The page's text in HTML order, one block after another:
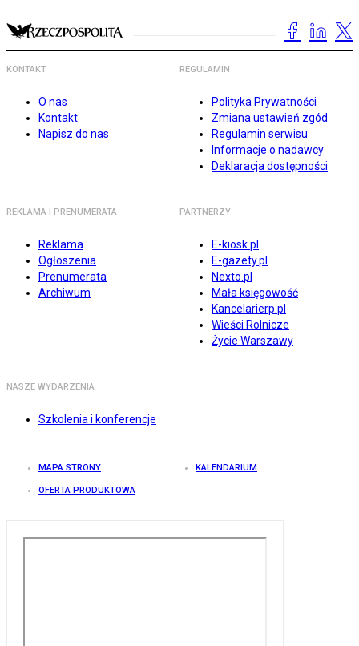
KONTAKT
O nas
Kontakt
Napisz do nas
REGULAMIN
Polityka Prywatności
Zmiana ustawień zgód
Regulamin serwisu
Informacje o nadawcy
Deklaracja dostępności
REKLAMA I PRENUMERATA
Reklama
Ogłoszenia
Prenumerata
Archiwum
PARTNERZY
E-kiosk.pl
E-gazety.pl
Nexto.pl
Mała księgowość
Kancelarierp.pl
Wieści Rolnicze
Życie Warszawy
NASZE WYDARZENIA
Szkolenia i konferencje
MAPA STRONY KALENDARIUM
OFERTA PRODUKTOWA